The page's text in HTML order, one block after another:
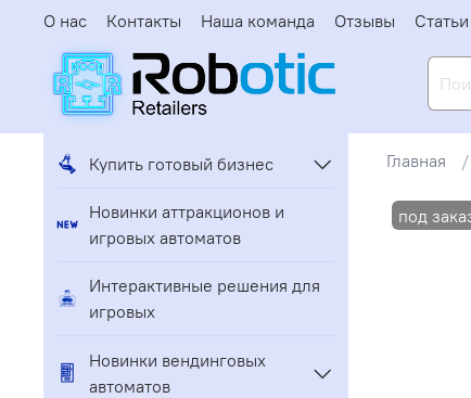
О нас Контакты Наша команда Отзывы Статьи
Главная
Купить готовый бизнес
Новинки аттракционов и
игровых автоматов
Интерактивные решения для
игровых
Новинки вендинговых
автоматов